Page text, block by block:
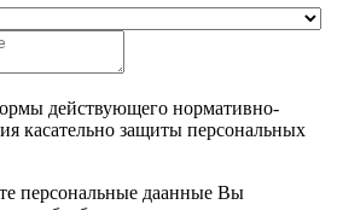
действующего нормативно-
касательно защиты персональных
персональные даанные Вы